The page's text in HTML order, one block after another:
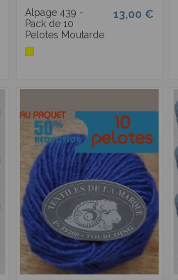
Alpage 439 -
Pack de 10
Pelotes Moutarde
13,00 €